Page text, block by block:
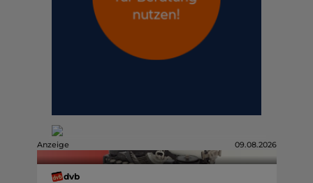
Anzeige 09.08.2026
dvb